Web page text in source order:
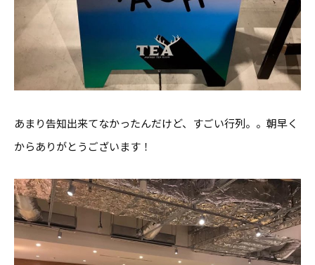
あまり告知出来てなかったんだけど、すごい行列。。朝早く
からありがとうございます！